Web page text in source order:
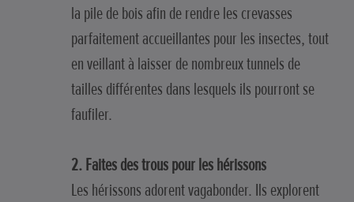
la pile de bois afin de rendre les crevasses
parfaitement accueillantes pour les insectes, tout
en veillant à laisser de nombreux tunnels de
tailles différentes dans lesquels ils pourront se
faufiler.
2. Faites des trous pour les hérissons
Les hérissons adorent vagabonder. Ils explorent